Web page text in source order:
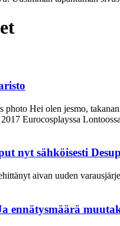
Hei olen jesmo,
Eurocosplayssa
nyt sähköisesti
aivan uuden
ennätysmäärä